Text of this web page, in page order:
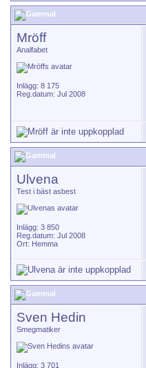
Mröff
Analfabet
Inlägg: 8 175
Reg.datum: Jul 2008
Ulvena
Test i bäst asbest
Inlägg: 3 850
Reg.datum: Jul 2008
Ort: Hemma
Sven Hedin
Smegmatiker
Inlägg: 3 701